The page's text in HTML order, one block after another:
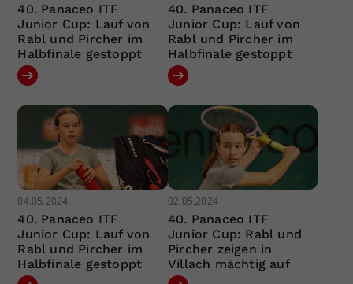
40. Panaceo ITF
Junior Cup: Lauf von
Rabl und Pircher im
Halbfinale gestoppt
40. Panaceo ITF
Junior Cup: Lauf von
Rabl und Pircher im
Halbfinale gestoppt
04.05.2024
40. Panaceo ITF
Junior Cup: Lauf von
Rabl und Pircher im
Halbfinale gestoppt
02.05.2024
40. Panaceo ITF
Junior Cup: Rabl und
Pircher zeigen in
Villach mächtig auf